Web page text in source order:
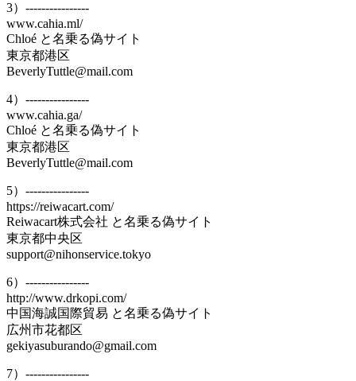
3）----------------
www.cahia.ml/
Chloé と名乗る偽サイト
東京都港区
BeverlyTuttle@mail.com
4）----------------
www.cahia.ga/
Chloé と名乗る偽サイト
東京都港区
BeverlyTuttle@mail.com
5）----------------
https://reiwacart.com/
Reiwacart株式会社 と名乗る偽サイト
東京都中央区
support@nihonservice.tokyo
6）----------------
http://www.drkopi.com/
中国海誠国際貿易 と名乗る偽サイト
広州市花都区
gekiyasuburando@gmail.com
7）----------------